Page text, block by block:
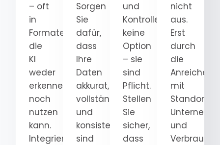
– oft
in
Formaten,
die
KI
weder
erkennen
noch
nutzen
kann.
Integrieren
Sorgen
Sie
dafür,
dass
Ihre
Daten
akkurat,
vollständig
und
konsistent
sind
und
Kontrolle
keine
Option
– sie
sind
Pflicht.
Stellen
Sie
sicher,
dass
nicht
aus.
Erst
durch
die
mit
Standort-,
und